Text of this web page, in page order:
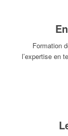
Formation
l’expertise en